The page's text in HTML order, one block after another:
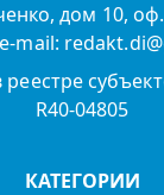
дом 10, оф.
mail:
R40-04805
КАТЕГОРИИ